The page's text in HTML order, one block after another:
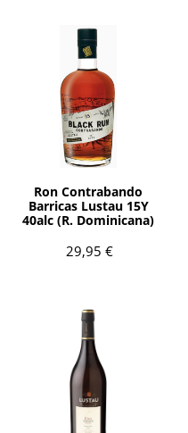
Ron Contrabando
Barricas Lustau 15Y
40alc (R. Dominicana)
29,95 €
AÑADIR